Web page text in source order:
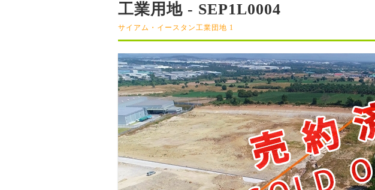
工業用地 - SEP1L0004
サイアム・イースタン工業団地 1